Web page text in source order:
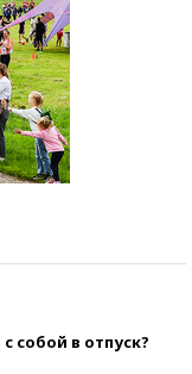
собой в отпуск?